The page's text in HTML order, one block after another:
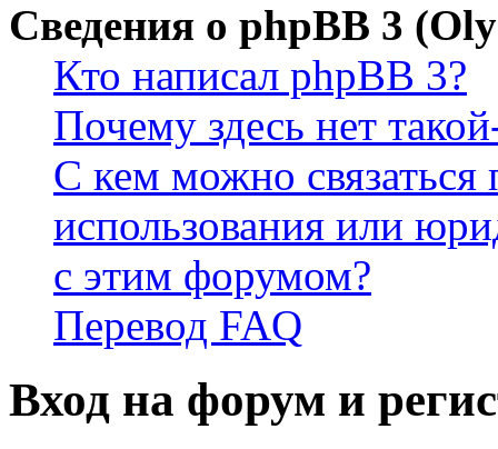
Сведения о phpBB 3
Кто написал phpBB 3?
Почему здесь нет
С кем можно связаться
использования или
с этим форумом?
Перевод FAQ
Вход на форум и